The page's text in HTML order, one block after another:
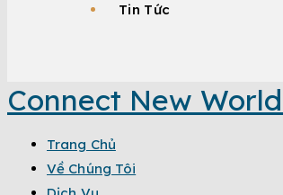
Tin Tức
Connect New World
Trang Chủ
Về Chúng Tôi